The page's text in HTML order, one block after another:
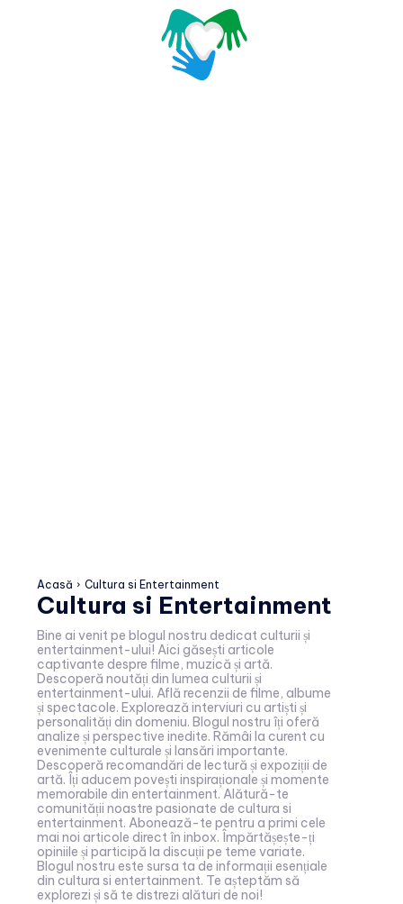
Acasă Cultura si Entertainment
Cultura si Entertainment
Bine ai venit pe blogul nostru dedicat culturii și
entertainment-ului! Aici găsești articole
captivante despre filme, muzică și artă.
Descoperă noutăți din lumea culturii și
entertainment-ului. Află recenzii de filme, albume
și spectacole. Explorează interviuri cu artiști și
personalități din domeniu. Blogul nostru îți oferă
analize și perspective inedite. Rămâi la curent cu
evenimente culturale și lansări importante.
Descoperă recomandări de lectură și expoziții de
artă. Îți aducem povești inspiraționale și momente
memorabile din entertainment. Alătură-te
comunității noastre pasionate de cultura si
entertainment. Abonează-te pentru a primi cele
mai noi articole direct în inbox. Împărtășește-ți
opiniile și participă la discuții pe teme variate.
Blogul nostru este sursa ta de informații esențiale
din cultura si entertainment. Te așteptăm să
explorezi și să te distrezi alături de noi!